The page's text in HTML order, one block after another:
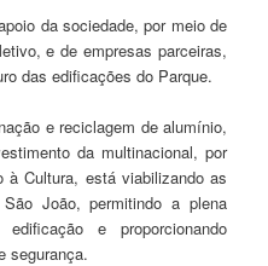
da sociedade, por meio de
e de empresas parceiras,
das edificações do Parque.
e reciclagem de alumínio,
da multinacional, por
à Cultura, está viabilizando as
João, permitindo a plena
e proporcionando
segurança.